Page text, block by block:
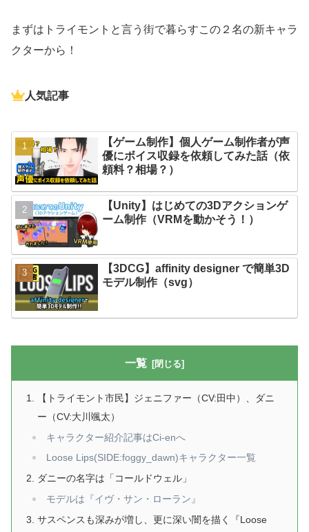
まずはトライモントと言う街で暮らすこの２名の新キャラ
クターから！
人気記事
【ゲーム制作】個人ゲーム制作者が声
優にボイス収録を依頼してみた話（依
頼料？相場？）
【Unity】はじめての3Dアクションゲ
ーム制作（VRMを動かそう！）
【3DCG】affinity designer で簡単3D
モデル制作（svg）
一覧
【トライモント市民】ジェニファー（CV:田中）、ダニ
ー（CV:大川颯太）
キャラクター紹介記事はCi-enへ
Loose Lips(SIDE:foggy_dawn)キャラクター一覧
ダニーの名字は「コールドウェル」
モデルは『イヴ・サン・ローラン』
サスペンスも深みが増し、更に深い闇を描く『Loose